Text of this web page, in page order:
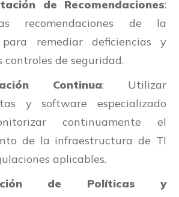
de Recomendaciones:
recomendaciones de la
remediar deficiencias y
controles de seguridad.
Continua: Utilizar
y software especializado
continuamente el
de la infraestructura de TI
aplicables.
de Políticas y